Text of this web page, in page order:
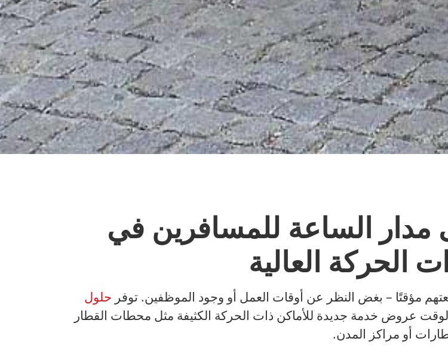
مدار الساعة للمسافرين في
الحركة العالية
مؤقتًا – بغض النظر عن أوقات العمل أو وجود الموظفين. توفر حلول
عروض خدمة جديدة للأماكن ذات الحركة الكثيفة مثل محطات القطار
أو مراكز المدن.